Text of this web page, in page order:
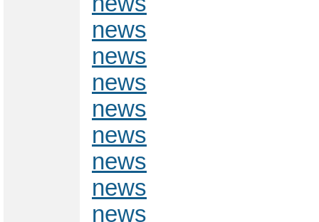
news
news
news
news
news
news
news
news